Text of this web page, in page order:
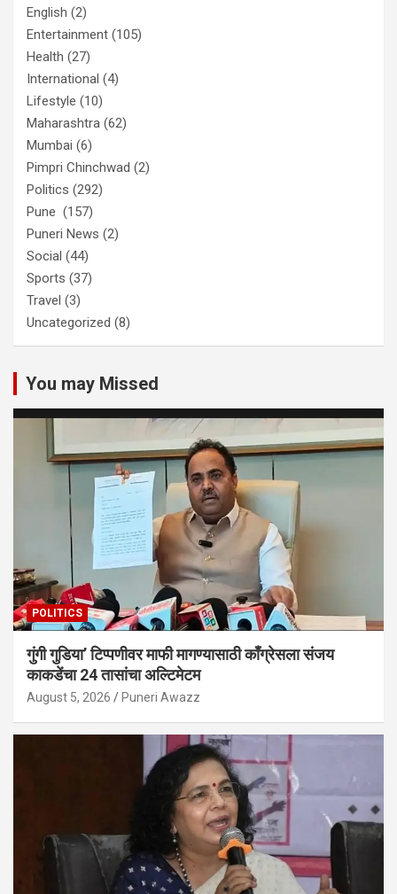
English (2)
Entertainment (105)
Health (27)
International (4)
Lifestyle (10)
Maharashtra (62)
Mumbai (6)
Pimpri Chinchwad (2)
Politics (292)
Pune (157)
Puneri News (2)
Social (44)
Sports (37)
Travel (3)
Uncategorized (8)
You may Missed
POLITICS
गुंगी गुडिया’ टिप्पणीवर माफी मागण्यासाठी काँग्रेसला संजय
काकडेंचा 24 तासांचा अल्टिमेटम
August 5, 2026 Puneri Awazz